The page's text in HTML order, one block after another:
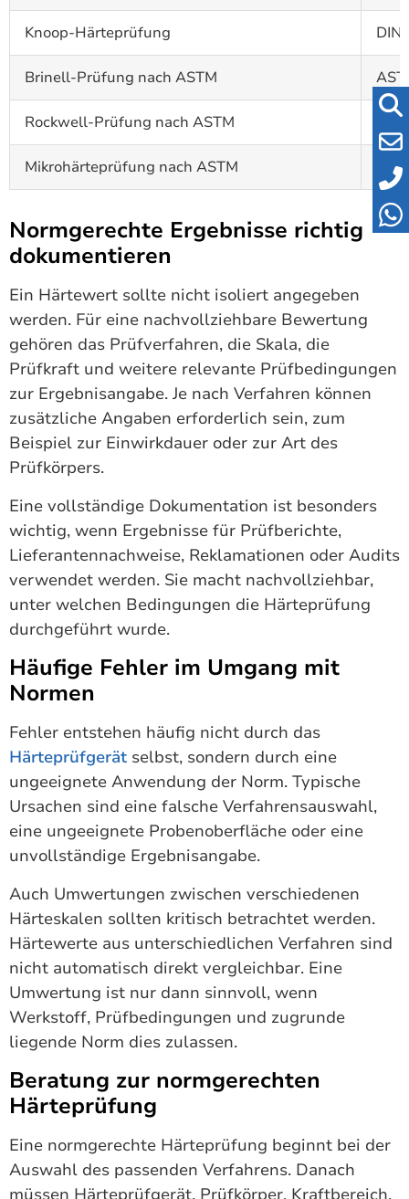
Knoop-Härteprüfung DIN
Brinell-Prüfung nach ASTM
Rockwell-Prüfung nach ASTM
Mikrohärteprüfung nach ASTM
Normgerechte Ergebnisse richtig
dokumentieren
Ein Härtewert sollte nicht isoliert angegeben
werden. Für eine nachvollziehbare Bewertung
gehören das Prüfverfahren, die Skala, die
Prüfkraft und weitere relevante Prüfbedingungen
zur Ergebnisangabe. Je nach Verfahren können
zusätzliche Angaben erforderlich sein, zum
Beispiel zur Einwirkdauer oder zur Art des
Prüfkörpers.
Eine vollständige Dokumentation ist besonders
wichtig, wenn Ergebnisse für Prüfberichte,
Lieferantennachweise, Reklamationen oder Audits
verwendet werden. Sie macht nachvollziehbar,
unter welchen Bedingungen die Härteprüfung
durchgeführt wurde.
Häufige Fehler im Umgang mit
Normen
Fehler entstehen häufig nicht durch das
Härteprüfgerät selbst, sondern durch eine
ungeeignete Anwendung der Norm. Typische
Ursachen sind eine falsche Verfahrensauswahl,
eine ungeeignete Probenoberfläche oder eine
unvollständige Ergebnisangabe.
Auch Umwertungen zwischen verschiedenen
Härteskalen sollten kritisch betrachtet werden.
Härtewerte aus unterschiedlichen Verfahren sind
nicht automatisch direkt vergleichbar. Eine
Umwertung ist nur dann sinnvoll, wenn
Werkstoff, Prüfbedingungen und zugrunde
liegende Norm dies zulassen.
Beratung zur normgerechten
Härteprüfung
Eine normgerechte Härteprüfung beginnt bei der
Auswahl des passenden Verfahrens. Danach
müssen Härteprüfgerät, Prüfkörper, Kraftbereich,